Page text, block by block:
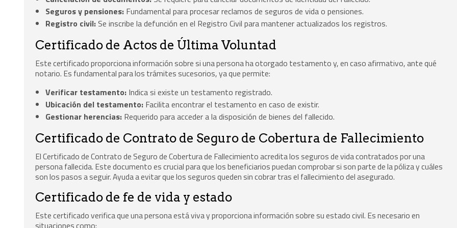
Seguros y pensiones: Fundamental para procesar reclamos de seguros de vida o pensiones.
Registro civil: Se inscribe la defunción en el Registro Civil para mantener actualizados los registros.
Certificado de Actos de Última Voluntad
Este certificado proporciona información sobre si una persona ha otorgado testamento y, en caso afirmativo, ante qué
notario. Es fundamental para los trámites sucesorios, ya que permite:
Verificar testamento: Indica si existe un testamento registrado.
Ubicación del testamento: Facilita encontrar el testamento en caso de existir.
Gestionar herencias: Requerido para acceder a la disposición de bienes del fallecido.
Certificado de Contrato de Seguro de Cobertura de Fallecimiento
El Certificado de Contrato de Seguro de Cobertura de Fallecimiento acredita los seguros de vida contratados por una
persona fallecida. Este documento es crucial para que los beneficiarios puedan comprobar si son parte de la póliza y cuáles
son los pasos a seguir. Ayuda a evitar que los seguros queden sin cobrar tras el fallecimiento del asegurado.
Certificado de fe de vida y estado
Este certificado verifica que una persona está viva y proporciona información sobre su estado civil. Es necesario en
situaciones como: